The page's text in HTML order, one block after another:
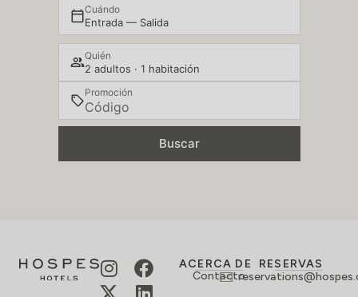
Cuándo
Entrada — Salida
Quién
2 adultos · 1 habitación
Promoción
Buscar
ACERCA DE
Contacto
RESERVAS